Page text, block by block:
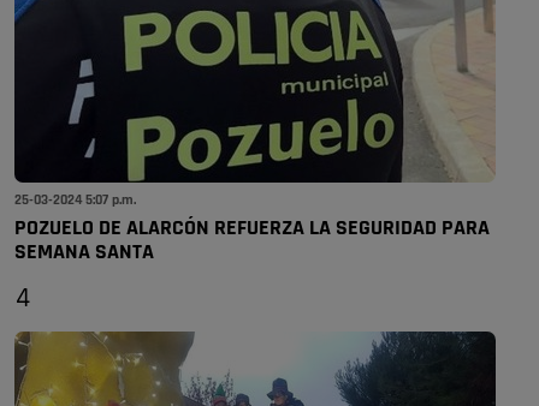
25-03-2024 5:07 p.m.
POZUELO DE ALARCÓN REFUERZA LA SEGURIDAD PARA
SEMANA SANTA
4